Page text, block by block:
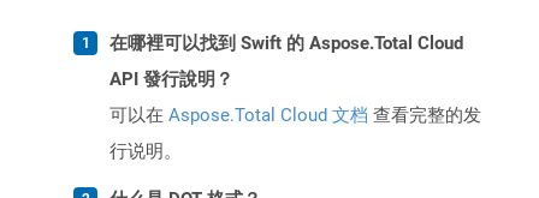
在哪裡可以找到 Swift 的 Aspose.Total Cloud
API 發行說明？
可以在 Aspose.Total Cloud 文档 查看完整的发
行说明。